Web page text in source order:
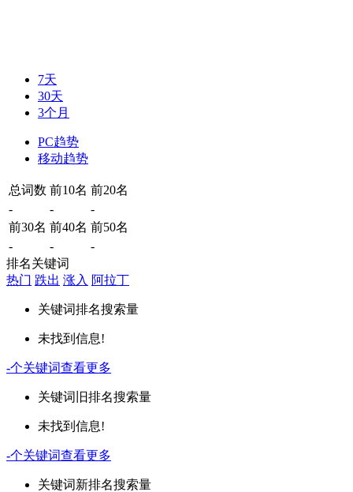
7天
30天
3个月
PC趋势
移动趋势
总词数 前10名 前20名
-
-
-
前30名 前40名 前50名
-
-
-
排名关键词
热门 跌出 涨入 阿拉丁
关键词排名搜索量
未找到信息!
-个关键词查看更多
关键词 旧排名搜索量
未找到信息!
-个关键词查看更多
关键词新排名搜索量